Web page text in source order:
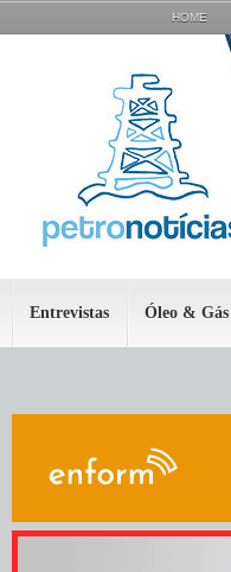
HOME
Entrevistas Óleo & Gás